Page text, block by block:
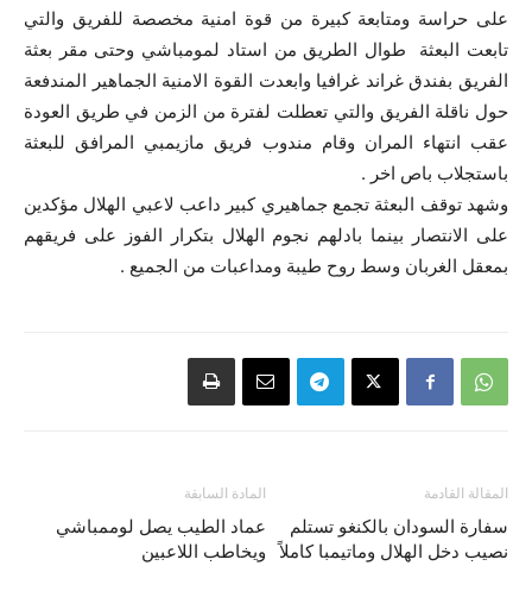
على حراسة ومتابعة كبيرة من قوة امنية مخصصة للفريق والتي
تابعت البعثة طوال الطريق من استاد لمومباشي وحتى مقر بعثة
الفريق بفندق غراند غرافيا وابعدت القوة الامنية الجماهير المندفعة
حول ناقلة الفريق والتي تعطلت لفترة من الزمن في طريق العودة
عقب انتهاء المران وقام مندوب فريق مازيمبي المرافق للبعثة
باستجلاب باص اخر .
وشهد توقف البعثة تجمع جماهيري كبير داعب لاعبي الهلال مؤكدين
على الانتصار بينما بادلهم نجوم الهلال بتكرار الفوز على فريقهم
بمعقل الغربان وسط روح طيبة ومداعبات من الجميع .
المادة السابقة
عماد الطيب يصل لوممباشي
ويخاطب اللاعبين
المقالة القادمة
سفارة السودان بالكنغو تستلم
نصيب دخل الهلال وماتيمبا كاملاً